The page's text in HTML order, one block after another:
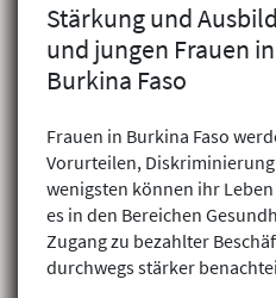
Stärkung und
und jungen Frauen
Burkina Faso
Frauen in Burkina Faso
Vorurteilen,
wenigsten können ihr
es in den Bereichen
Zugang zu bezahlter
durchwegs stärker